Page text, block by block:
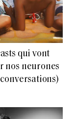
qui vont
nos neurones